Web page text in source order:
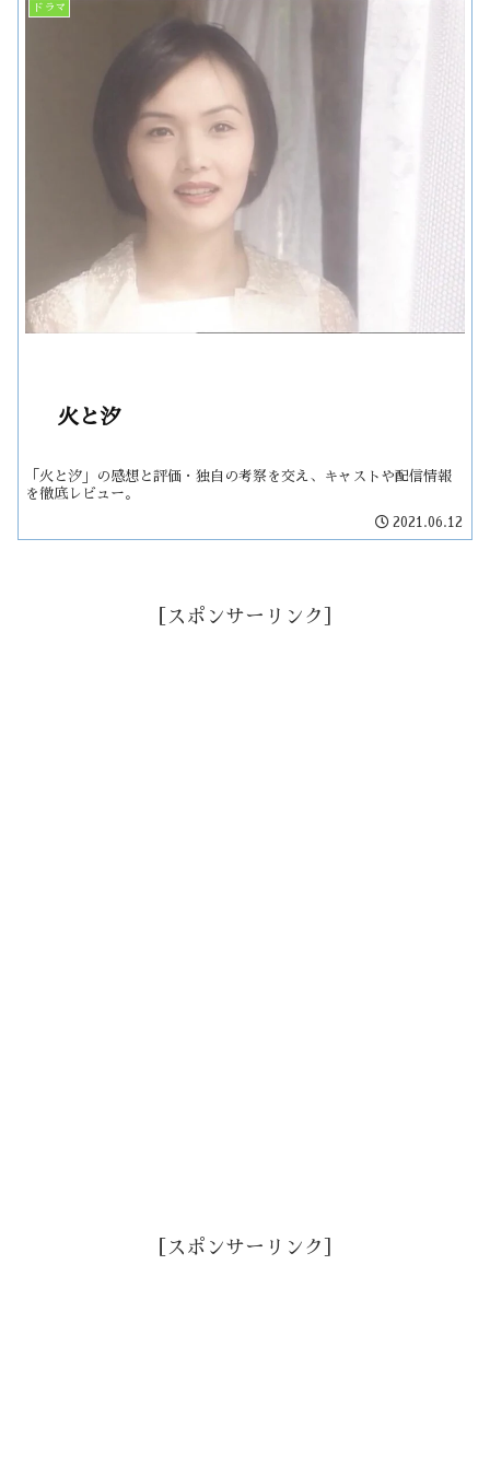
ドラマ
火と汐
「火と汐」の感想と評価・独自の考察を交え、キャストや配信情報
を徹底レビュー。
2021.06.12
［スポンサーリンク］
［スポンサーリンク］